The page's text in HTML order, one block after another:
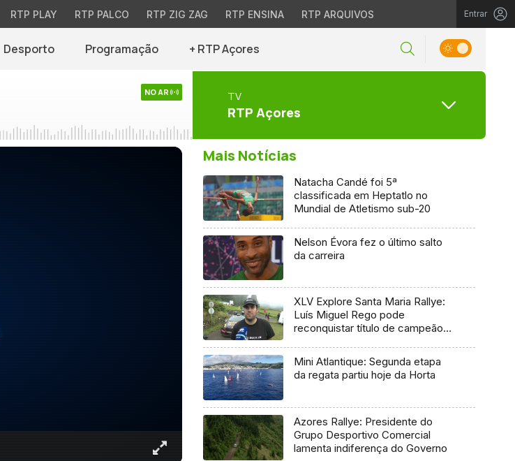
RTP PLAY RTP PALCO RTP ZIG ZAG RTP ENSINA RTP ARQUIVOS Entrar
Desporto Programação + RTP Açores
NO AR TV
RTP Açores
Mais Notícias
Natacha Candé foi 5ª
classificada em Heptatlo no
Mundial de Atletismo sub-20
Nelson Évora fez o último salto
da carreira
XLV Explore Santa Maria Rallye:
Luís Miguel Rego pode
reconquistar título de campeão
Mini Atlantique: Segunda etapa
da regata partiu hoje da Horta
Azores Rallye: Presidente do
Grupo Desportivo Comercial
lamenta indiferença do Governo